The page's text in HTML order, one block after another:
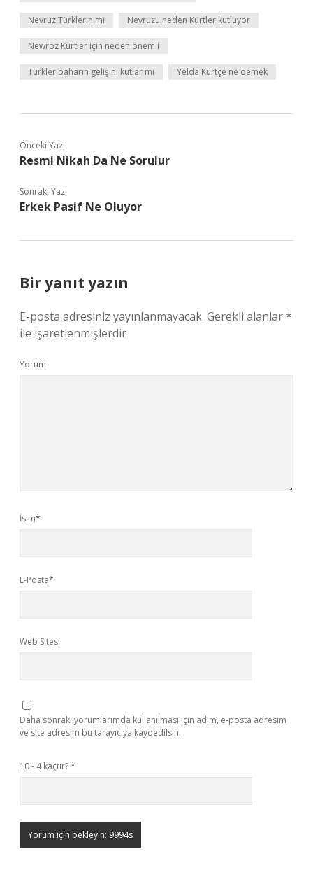
Nevruz Türklerin mi Nevruzu neden Kürtler kutluyor
Newroz Kürtler için neden önemli
Türkler baharın gelişini kutlar mı Yelda Kürtçe ne demek
Önceki Yazı
Resmi Nikah Da Ne Sorulur
Sonraki Yazı
Erkek Pasif Ne Oluyor
Bir yanıt yazın
E-posta adresiniz yayınlanmayacak. Gerekli alanlar*
ile işaretlenmişlerdir
Yorum
İsim*
E-Posta*
Web Sitesi
Daha sonraki yorumlarımda kullanılması için adım, e-posta adresim
ve site adresim bu tarayıcıya kaydedilsin.
10 - 4 kaçtır?*